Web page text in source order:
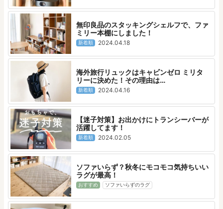
無印良品のスタッキングシェルフで、ファ
ミリー本棚にしました！
新着順 2024.04.18
海外旅行リュックはキャビンゼロ ミリタ
リーに決めた！その理由は…
新着順 2024.04.16
【迷子対策】お出かけにトランシーバーが
活躍してます！
新着順 2024.02.05
ソファいらず？秋冬にモコモコ気持ちいい
ラグが最高！
おすすめ ソファいらずのラグ